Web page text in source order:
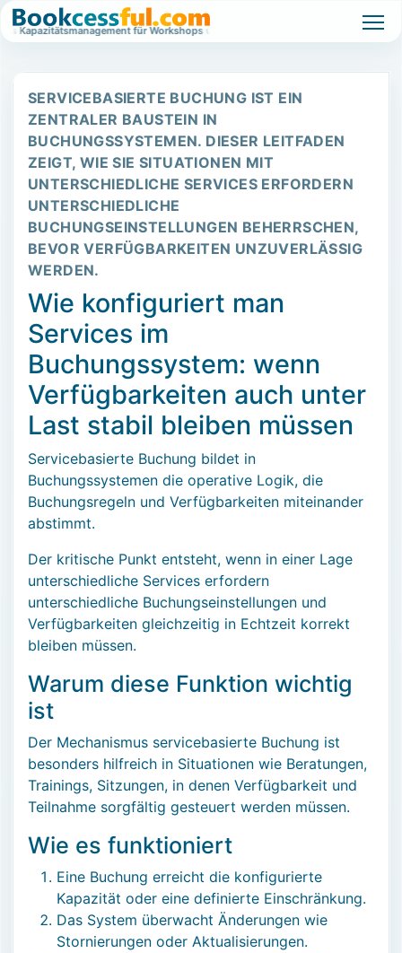
Kapazitätsmanagement für Workshops und Events. Wartelistenbasiertes
SERVICEBASIERTE BUCHUNG IST EIN
ZENTRALER BAUSTEIN IN
BUCHUNGSSYSTEMEN. DIESER LEITFADEN
ZEIGT, WIE SIE SITUATIONEN MIT
UNTERSCHIEDLICHE SERVICES ERFORDERN
UNTERSCHIEDLICHE
BUCHUNGSEINSTELLUNGEN BEHERRSCHEN,
BEVOR VERFÜGBARKEITEN UNZUVERLÄSSIG
WERDEN.
Wie konfiguriert man
Services im
Buchungssystem: wenn
Verfügbarkeiten auch unter
Last stabil bleiben müssen
Servicebasierte Buchung bildet in
Buchungssystemen die operative Logik, die
Buchungsregeln und Verfügbarkeiten miteinander
abstimmt.
Der kritische Punkt entsteht, wenn in einer Lage
unterschiedliche Services erfordern
unterschiedliche Buchungseinstellungen und
Verfügbarkeiten gleichzeitig in Echtzeit korrekt
bleiben müssen.
Warum diese Funktion wichtig
ist
Der Mechanismus servicebasierte Buchung ist
besonders hilfreich in Situationen wie Beratungen,
Trainings, Sitzungen, in denen Verfügbarkeit und
Teilnahme sorgfältig gesteuert werden müssen.
Wie es funktioniert
Eine Buchung erreicht die konfigurierte
Kapazität oder eine definierte Einschränkung.
Das System überwacht Änderungen wie
Stornierungen oder Aktualisierungen.